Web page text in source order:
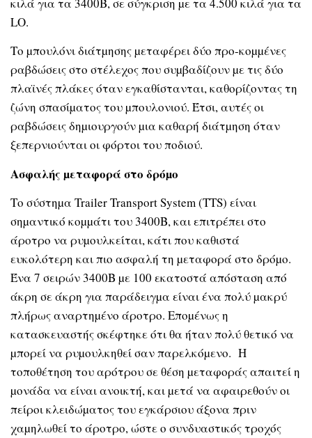
LO.
Το µπουλόνι διάτµησης µεταφέρει δύο προ-κοµµένες
ραβδώσεις στο στέλεχος που συµβαδίζουν µε τις δύο
πλαϊνές πλάκες όταν εγκαθίστανται, καθορίζοντας τη
ζώνη σπασίµατος του µπουλονιού. Έτσι, αυτές οι
ραβδώσεις δηµιουργούν µια καθαρή διάτµηση όταν
ξεπερνιούνται οι φόρτοι του ποδιού.
Ασφαλής µεταφορά στο δρόµο
Το σύστηµα Trailer Transport System (TTS) είναι
σηµαντικό κοµµάτι του 3400B, και επιτρέπει στο
άροτρο να ρυµουλκείται, κάτι που καθιστά
ευκολότερη και πιο ασφαλή τη µεταφορά στο δρόµο.
Ένα 7 σειρών 3400B µε 100 εκατοστά απόσταση από
άκρη σε άκρη για παράδειγµα είναι ένα πολύ µακρύ
πλήρως αναρτηµένο άροτρο. Εποµένως η
κατασκευαστής σκέφτηκε ότι θα ήταν πολύ θετικό να
µπορεί να ρυµουλκηθεί σαν παρελκόµενο. Η
τοποθέτηση του αρότρου σε θέση µεταφοράς απαιτεί η
µονάδα να είναι ανοικτή, και µετά να αφαιρεθούν οι
πείροι κλειδώµατος του εγκάρσιου άξονα πριν
χαµηλωθεί το άροτρο, ώστε ο συνδυαστικός τροχός